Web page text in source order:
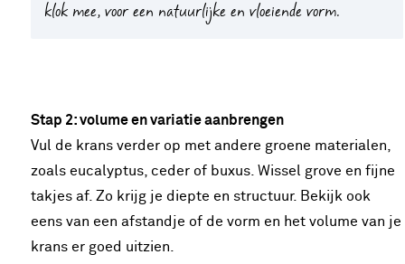
klok mee, voor een natuurlijke en vloeiende vorm.
Stap 2: volume en variatie aanbrengen
Vul de krans verder op met andere groene materialen,
zoals eucalyptus, ceder of buxus. Wissel grove en fijne
takjes af. Zo krijg je diepte en structuur. Bekijk ook
eens van een afstandje of de vorm en het volume van je
krans er goed uitzien.